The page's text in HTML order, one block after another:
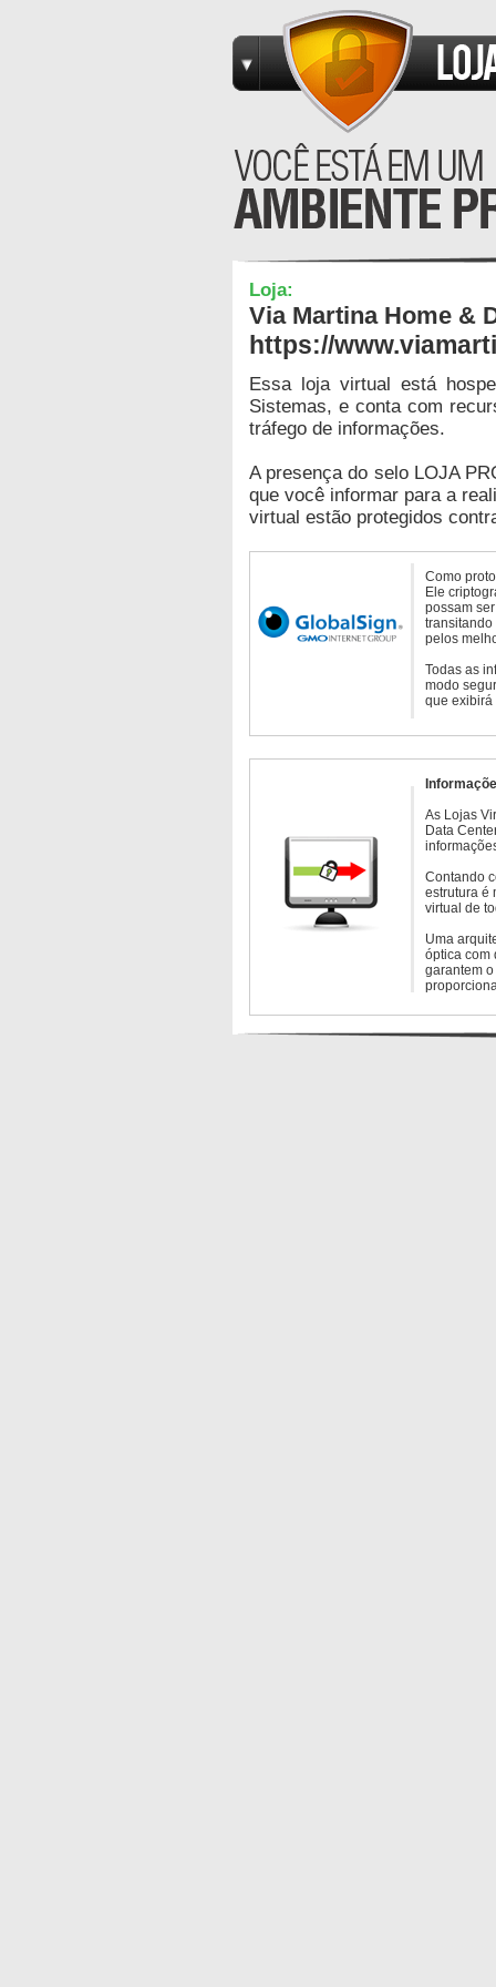
Loja:
Via Martina Home &
https://
Essa loja virtual está
Sistemas, e conta com
tráfego de informações.
A presença do selo LOJA
que você informar para a
virtual estão protegidos
Como
Ele
possam
transitando
pelos
Todas as
modo
que exibirá
As Lojas
Data
Contando
estrutura é
virtual de
Uma
óptica com
garantem